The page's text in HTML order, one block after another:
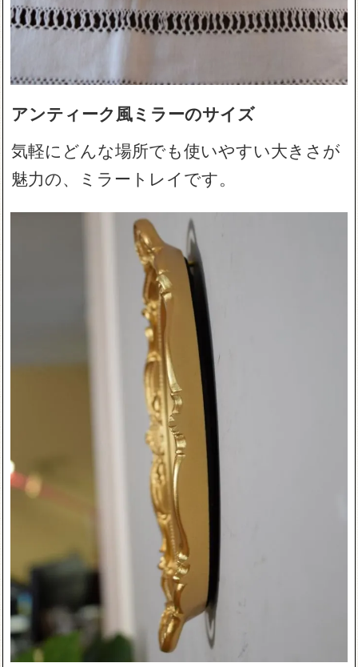
アンティーク風ミラーのサイズ
気軽にどんな場所でも使いやすい大きさが
魅力の、ミラートレイです。